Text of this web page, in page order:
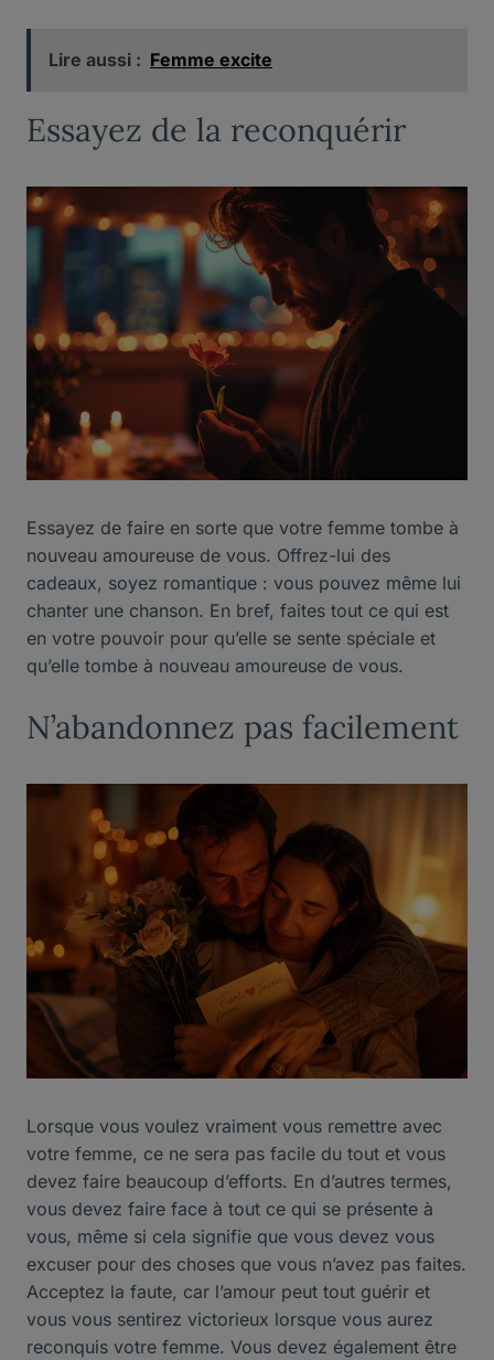
Lire aussi : Femme excite
Essayez de la reconquérir
Essayez de faire en sorte que votre femme tombe à
nouveau amoureuse de vous. Offrez-lui des
cadeaux, soyez romantique : vous pouvez même lui
chanter une chanson. En bref, faites tout ce qui est
en votre pouvoir pour qu’elle se sente spéciale et
qu’elle tombe à nouveau amoureuse de vous.
N’abandonnez pas facilement
Lorsque vous voulez vraiment vous remettre avec
votre femme, ce ne sera pas facile du tout et vous
devez faire beaucoup d’efforts. En d’autres termes,
vous devez faire face à tout ce qui se présente à
vous, même si cela signifie que vous devez vous
excuser pour des choses que vous n’avez pas faites.
Acceptez la faute, car l’amour peut tout guérir et
vous vous sentirez victorieux lorsque vous aurez
reconquis votre femme. Vous devez également être